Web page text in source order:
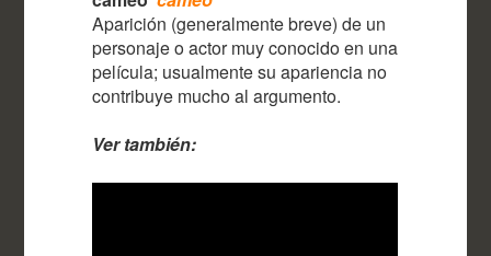
Aparición (generalmente breve) de un
personaje o actor muy conocido en una
película; usualmente su apariencia no
contribuye mucho al argumento.
Ver también: